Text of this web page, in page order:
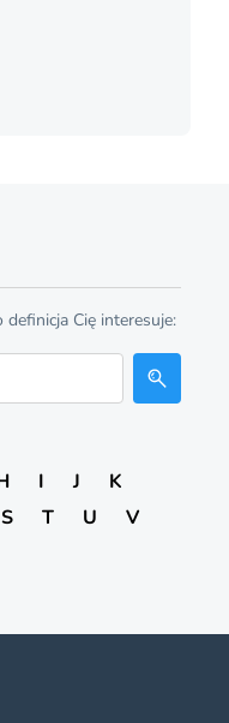
Cię interesuje:
I J
K
S T U
V